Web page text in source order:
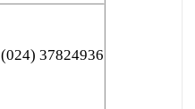
(024) 37824936